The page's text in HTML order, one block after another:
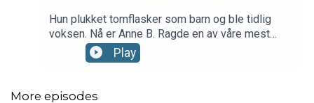
Hun plukket tomflasker som barn og ble tidlig
voksen. Nå er Anne B. Ragde en av våre mest
populære forfattere – og fri for økonomiske
bekymringer. Hvordan var det å vokse opp med
følte hun seg rik for første gang? Dette - og mye
Play
More episodes